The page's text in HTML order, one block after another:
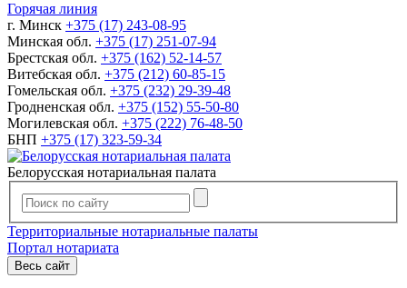
Горячая линия
г. Минск +375 (17) 243-08-95
Минская обл. +375 (17) 251-07-94
Брестская обл. +375 (162) 52-14-57
Витебская обл. +375 (212) 60-85-15
Гомельская обл. +375 (232) 29-39-48
Гродненская обл. +375 (152) 55-50-80
Могилевская обл. +375 (222) 76-48-50
БНП +375 (17) 323-59-34
Белорусская нотариальная палата
Территориальные нотариальные палаты
Портал нотариата
Весь сайт